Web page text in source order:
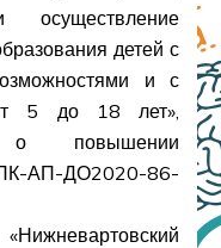
осуществление
детей с
и с
5 до 18 лет»,
о повышении
АП-ДО2020-86-